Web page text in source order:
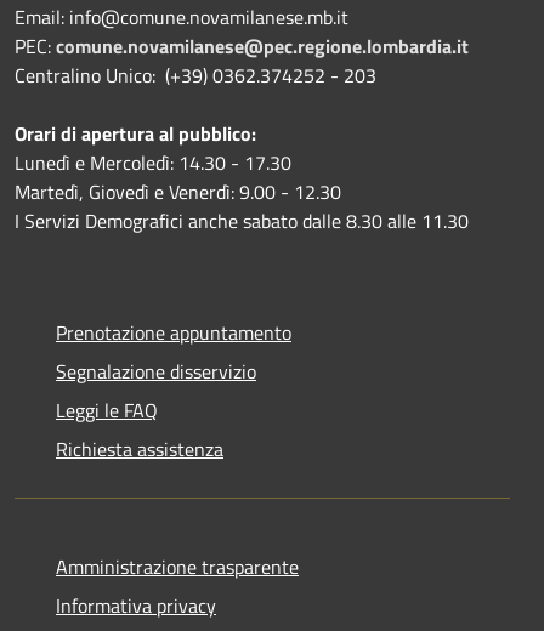
Email: info@comune.novamilanese.mb.it
PEC:comune.novamilanese@pec.regione.lombardia.it
Centralino Unico: (+39) 0362.374252 - 203
Orari di apertura al pubblico:
Lunedì e Mercoledì: 14.30 - 17.30
Martedì, Giovedì e Venerdì: 9.00 - 12.30
I Servizi Demografici anche sabato dalle 8.30 alle 11.30
Prenotazione appuntamento
Segnalazione disservizio
Leggi le FAQ
Richiesta assistenza
Amministrazione trasparente
Informativa privacy